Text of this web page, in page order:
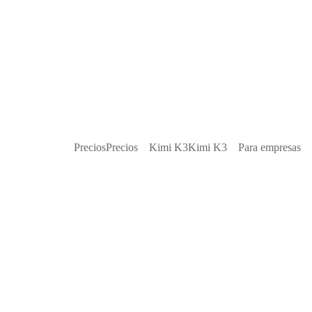
PreciosPrecios Kimi K3Kimi K3 Para empresas